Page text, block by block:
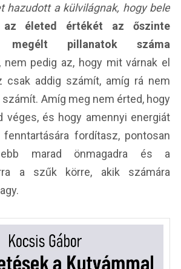
hazudott a külvilágnak, hogy bele
az életed értékét az őszinte
megélt pillanatok száma
, nem pedig az, hogy mit várnak el
csak addig számít, amíg rá nem
Amíg meg nem érted, hogy
és hogy amennyi energiát
fordítasz, pontosan
marad önmagadra és a
a szűk körre, akik számára